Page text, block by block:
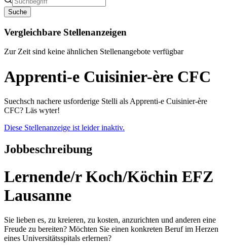
Suche
Vergleichbare Stellenanzeigen
Zur Zeit sind keine ähnlichen Stellenangebote verfügbar
Apprenti-e Cuisinier-ère CFC
Suechsch nachere usforderige Stelli als Apprenti-e Cuisinier-ère
CFC? Läs wyter!
Diese Stellenanzeige ist leider inaktiv.
Jobbeschreibung
Lernende/r Koch/Köchin EFZ
Lausanne
Sie lieben es, zu kreieren, zu kosten, anzurichten und anderen eine
Freude zu bereiten? Möchten Sie einen konkreten Beruf im Herzen
eines Universitätsspitals erlernen?